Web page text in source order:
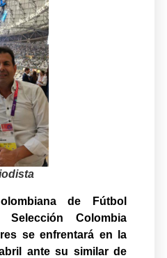
de Fútbol
Colombia
se enfrentará en la
ante su similar de